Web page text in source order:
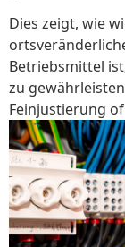
Dies zeigt, wie
Betriebsmittel
zu
Feinjustierung